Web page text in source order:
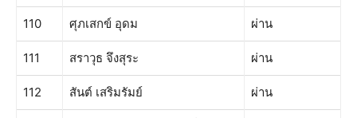
110 ศุภเสกข์ อุดม ผ่าน
111 สราวุธ จึงสุระ ผ่าน
112 สันต์ เสริมรัมย์ ผ่าน